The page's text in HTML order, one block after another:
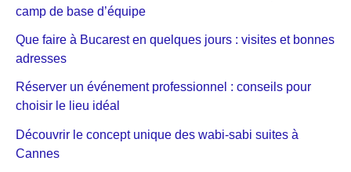
camp de base d’équipe
Que faire à Bucarest en quelques jours : visites et bonnes
adresses
Réserver un événement professionnel : conseils pour
choisir le lieu idéal
Découvrir le concept unique des wabi-sabi suites à
Cannes